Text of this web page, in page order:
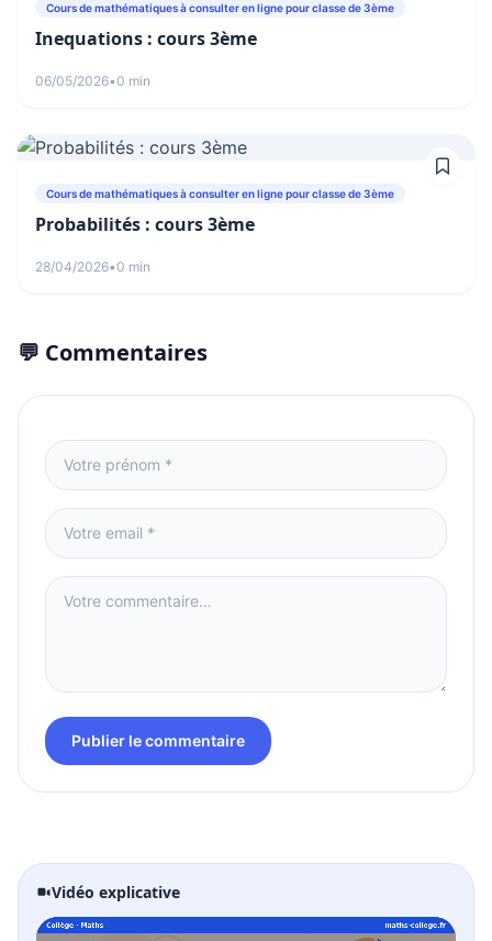
Cours de mathématiques à consulter en ligne pour classe de 3ème
Inequations : cours 3ème
06/05/2026•0 min
Cours de mathématiques à consulter en ligne pour classe de 3ème
Probabilités : cours 3ème
28/04/2026•0 min
💬 Commentaires
Publier le commentaire
Vidéo explicative